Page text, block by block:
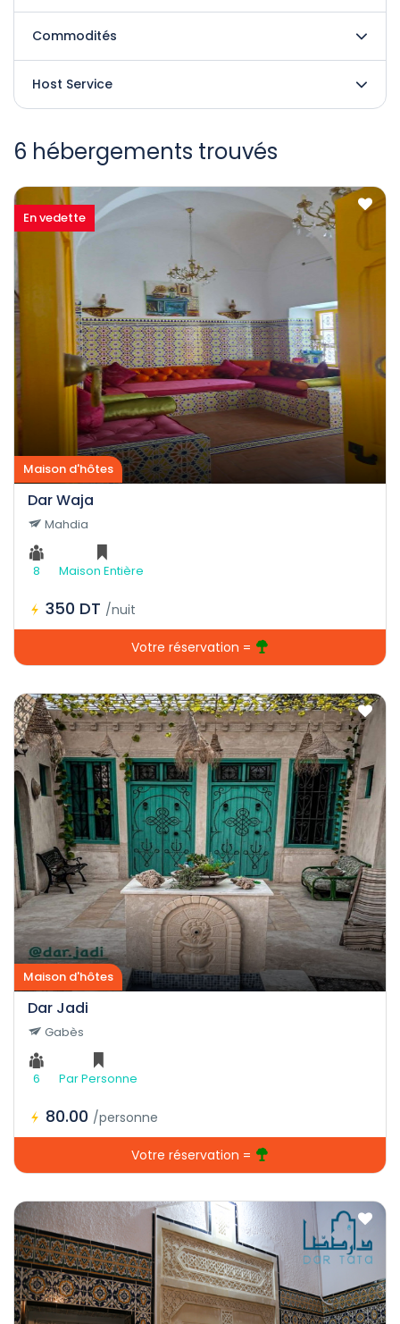
Commodités
Host Service
6 hébergements trouvés
En vedette
Maison d'hôtes
Dar Waja
Mahdia
8 Maison Entière
350 DT /nuit
Votre réservation =
Maison d'hôtes
Dar Jadi
Gabès
6 Par Personne
80.00 /personne
Votre réservation =